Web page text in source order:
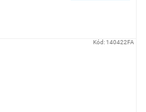
Kód: 140422FA